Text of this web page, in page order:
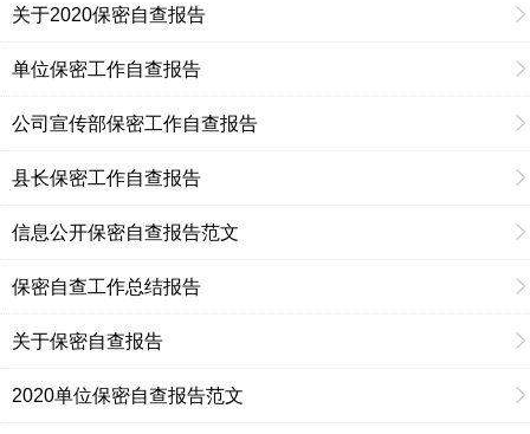
关于2020保密自查报告
单位保密工作自查报告
公司宣传部保密工作自查报告
县长保密工作自查报告
信息公开保密自查报告范文
保密自查工作总结报告
关于保密自查报告
2020单位保密自查报告范文